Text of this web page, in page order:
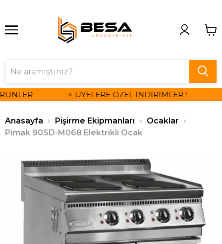
⭐ ÜYELERE ÖZEL İNDİRİMLER !
Anasayfa Pişirme Ekipmanları
Ocaklar
Pimak 90SD-M068 Elektrikli Ocak